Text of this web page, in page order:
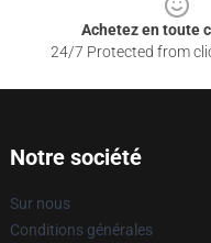
Achetez en toute
24/7 Protected from
Notre société
Sur nous
Conditions générales